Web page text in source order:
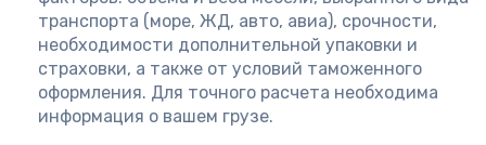
транспорта (море, ЖД, авто, авиа), срочности,
необходимости дополнительной упаковки и
страховки, а также от условий таможенного
оформления. Для точного расчета необходима
информация о вашем грузе.